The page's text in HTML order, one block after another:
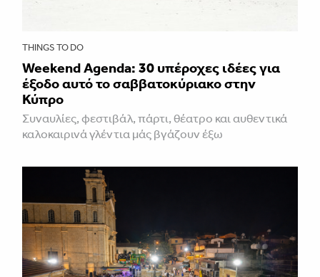
THINGS TO DO
Weekend Agenda: 30 υπέροχες ιδέες για
έξοδο αυτό το σαββατοκύριακο στην
Κύπρο
Συναυλίες, φεστιβάλ, πάρτι, θέατρο και αυθεντικά
καλοκαιρινά γλέντια μάς βγάζουν έξω